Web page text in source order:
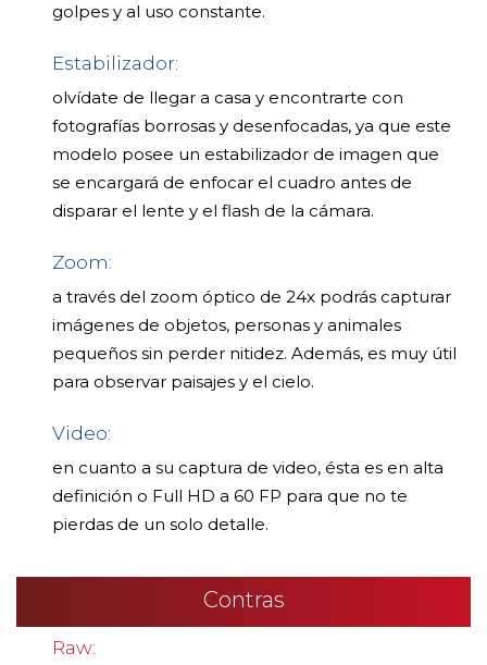
golpes y al uso constante.
Estabilizador:
olvídate de llegar a casa y encontrarte con
fotografías borrosas y desenfocadas, ya que este
modelo posee un estabilizador de imagen que
se encargará de enfocar el cuadro antes de
disparar el lente y el flash de la cámara.
Zoom:
a través del zoom óptico de 24x podrás capturar
imágenes de objetos, personas y animales
pequeños sin perder nitidez. Además, es muy útil
para observar paisajes y el cielo.
Video:
en cuanto a su captura de video, ésta es en alta
definición o Full HD a 60 FP para que no te
pierdas de un solo detalle.
Contras
Raw: